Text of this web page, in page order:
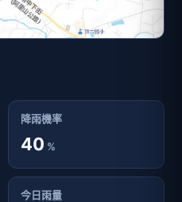
降雨機率
40 %
今日雨量